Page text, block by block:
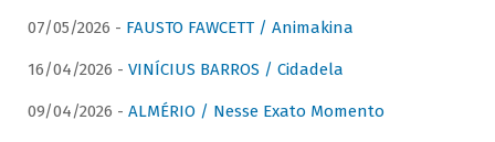
07/05/2026 - FAUSTO FAWCETT / Animakina
16/04/2026 - VINÍCIUS BARROS / Cidadela
09/04/2026 - ALMÉRIO / Nesse Exato Momento